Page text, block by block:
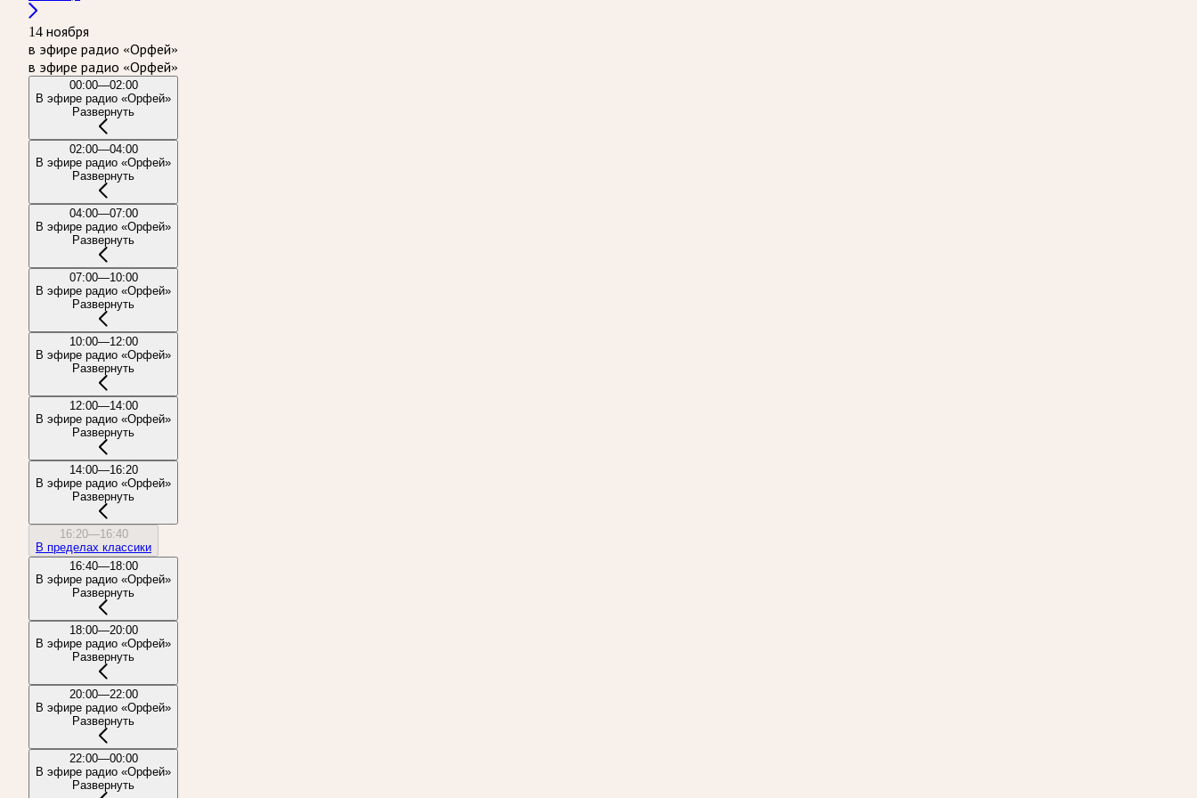
14 ноября
в эфире радио «Орфей»
в эфире радио «Орфей»
00:00—02:00
В эфире радио «Орфей»
Развернуть
02:00—04:00
В эфире радио «Орфей»
Развернуть
04:00—07:00
В эфире радио «Орфей»
Развернуть
07:00—10:00
В эфире радио «Орфей»
Развернуть
10:00—12:00
В эфире радио «Орфей»
Развернуть
12:00—14:00
В эфире радио «Орфей»
Развернуть
14:00—16:20
В эфире радио «Орфей»
Развернуть
16:20—16:40
В пределах классики
16:40—18:00
В эфире радио «Орфей»
Развернуть
18:00—20:00
В эфире радио «Орфей»
Развернуть
20:00—22:00
В эфире радио «Орфей»
Развернуть
22:00—00:00
В эфире радио «Орфей»
Развернуть